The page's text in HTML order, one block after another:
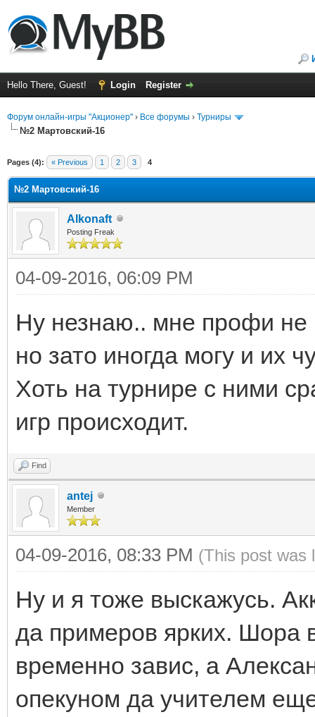
Hello There, Guest! Login Register
Форум онлайн-игры "Акционер" › Все форумы › Турниры
№2 Мартовский-16
Pages (4): « Previous 1 2 3 4
№2 Мартовский-16
Alkonaft
Posting Freak
04-09-2016, 06:09 PM
Ну незнаю.. мне профи
но зато иногда могу и их
Хоть на турнире с ними
игр происходит.
Find
antej
Member
04-09-2016, 08:33 PM (This post was
Ну и я тоже выскажусь.
да примеров ярких. Шора
временно завис, а
опекуном да учителем